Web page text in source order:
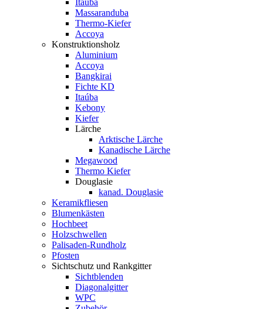
Massaranduba
Thermo-Kiefer
Accoya
Konstruktionsholz
Aluminium
Accoya
Bangkirai
Fichte KD
Itaúba
Kebony
Kiefer
Lärche
Arktische Lärche
Kanadische Lärche
Megawood
Thermo Kiefer
Douglasie
kanad. Douglasie
Keramikfliesen
Blumenkästen
Hochbeet
Holzschwellen
Palisaden-Rundholz
Pfosten
Sichtschutz und Rankgitter
Sichtblenden
Diagonalgitter
WPC